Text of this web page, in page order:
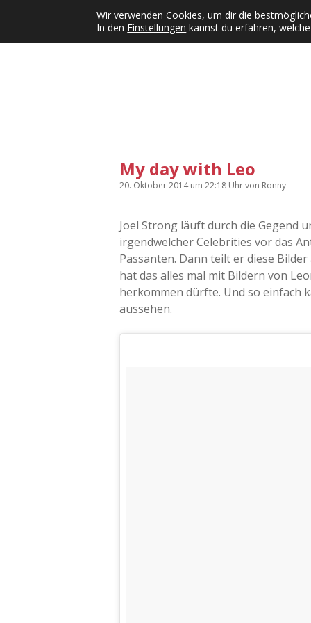
Kategorien Dropdown-Menü öffnen
KFMW-Disco Dates
My day with Leo
20. Oktober 2014um 22:18 Uhrvon Ronny
Joel Strong läuft durch die Gegend
irgendwelcher Celebrities vor das
Passanten. Dann teilt er diese
hat das alles mal mit Bildern von
herkommen dürfte. Und so einfach
aussehen.
Wir verwenden Cookies, um dir die
In den Einstellungen kannst du erfahren,